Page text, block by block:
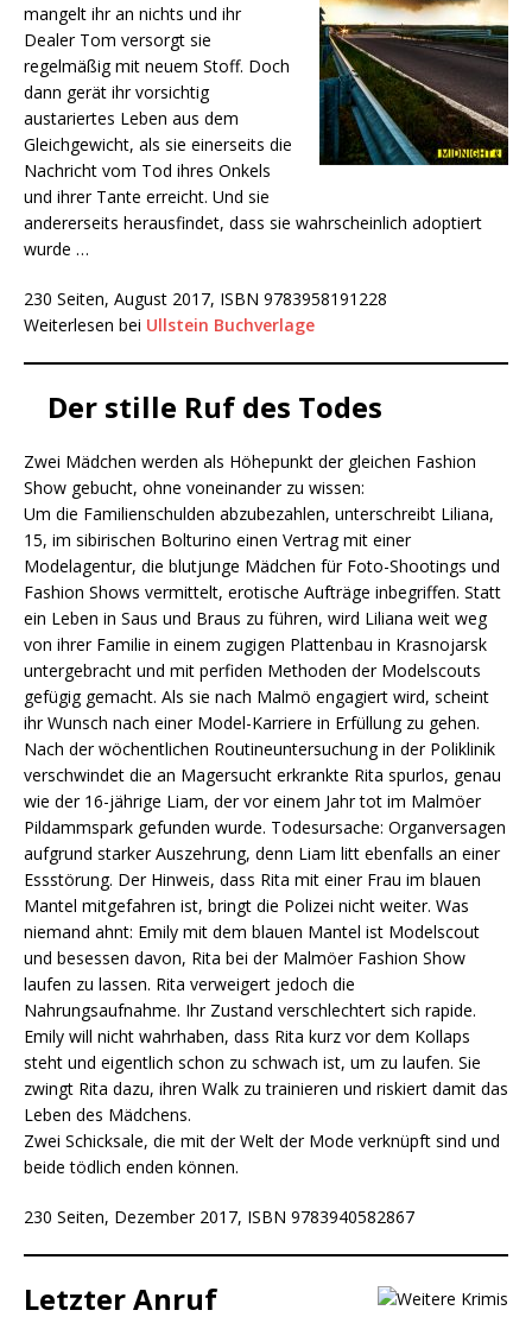
mangelt ihr an nichts und ihr
Dealer Tom versorgt sie
regelmäßig mit neuem Stoff. Doch
dann gerät ihr vorsichtig
austariertes Leben aus dem
Gleichgewicht, als sie einerseits die
Nachricht vom Tod ihres Onkels
und ihrer Tante erreicht. Und sie
andererseits herausfindet, dass sie wahrscheinlich adoptiert
wurde …
230 Seiten, August 2017, ISBN 9783958191228
Weiterlesen bei Ullstein Buchverlage
Der stille Ruf des Todes
Zwei Mädchen werden als Höhepunkt der gleichen Fashion
Show gebucht, ohne voneinander zu wissen:
Um die Familienschulden abzubezahlen, unterschreibt Liliana,
15, im sibirischen Bolturino einen Vertrag mit einer
Modelagentur, die blutjunge Mädchen für Foto-Shootings und
Fashion Shows vermittelt, erotische Aufträge inbegriffen. Statt
ein Leben in Saus und Braus zu führen, wird Liliana weit weg
von ihrer Familie in einem zugigen Plattenbau in Krasnojarsk
untergebracht und mit perfiden Methoden der Modelscouts
gefügig gemacht. Als sie nach Malmö engagiert wird, scheint
ihr Wunsch nach einer Model-Karriere in Erfüllung zu gehen.
Nach der wöchentlichen Routineuntersuchung in der Poliklinik
verschwindet die an Magersucht erkrankte Rita spurlos, genau
wie der 16-jährige Liam, der vor einem Jahr tot im Malmöer
Pildammspark gefunden wurde. Todesursache: Organversagen
aufgrund starker Auszehrung, denn Liam litt ebenfalls an einer
Essstörung. Der Hinweis, dass Rita mit einer Frau im blauen
Mantel mitgefahren ist, bringt die Polizei nicht weiter. Was
niemand ahnt: Emily mit dem blauen Mantel ist Modelscout
und besessen davon, Rita bei der Malmöer Fashion Show
laufen zu lassen. Rita verweigert jedoch die
Nahrungsaufnahme. Ihr Zustand verschlechtert sich rapide.
Emily will nicht wahrhaben, dass Rita kurz vor dem Kollaps
steht und eigentlich schon zu schwach ist, um zu laufen. Sie
zwingt Rita dazu, ihren Walk zu trainieren und riskiert damit das
Leben des Mädchens.
Zwei Schicksale, die mit der Welt der Mode verknüpft sind und
beide tödlich enden können.
230 Seiten, Dezember 2017, ISBN 9783940582867
Letzter Anruf